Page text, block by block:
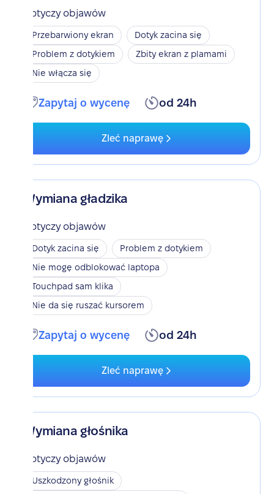
Dotyczy objawów
Przebarwiony ekran
Dotyk zacina się
Problem z dotykiem
Zbity ekran z plamami
Nie włącza się
Zapytaj o wycenę od 24h
Zleć naprawę
Wymiana gładzika
Dotyczy objawów
Dotyk zacina się
Problem z dotykiem
Nie mogę odblokować laptopa
Touchpad sam klika
Nie da się ruszać kursorem
Zapytaj o wycenę od 24h
Zleć naprawę
Wymiana głośnika
Dotyczy objawów
Uszkodzony głośnik